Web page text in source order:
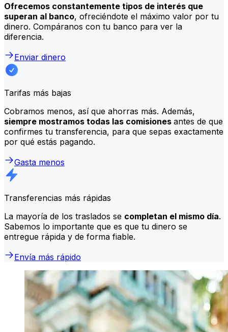
Ofrecemos constantemente tipos de interés que
superan al banco, ofreciéndote el máximo valor por tu
dinero. Compáranos con tu banco para ver la
diferencia.
Enviar dinero
Tarifas más bajas
Cobramos menos, así que ahorras más. Además,
siempre mostramos todas las comisiones antes de que
confirmes tu transferencia, para que sepas exactamente
por qué estás pagando.
Gasta menos
Transferencias más rápidas
La mayoría de los traslados se completan el mismo día.
Sabemos lo importante que es que tu dinero se
entregue rápida y de forma fiable.
Envía más rápido